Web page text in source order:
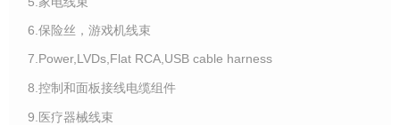
6.保险丝，游戏机线束
7.Power,LVDs,Flat RCA,USB cable harness
8.控制和面板接线电缆组件
9.医疗器械线束